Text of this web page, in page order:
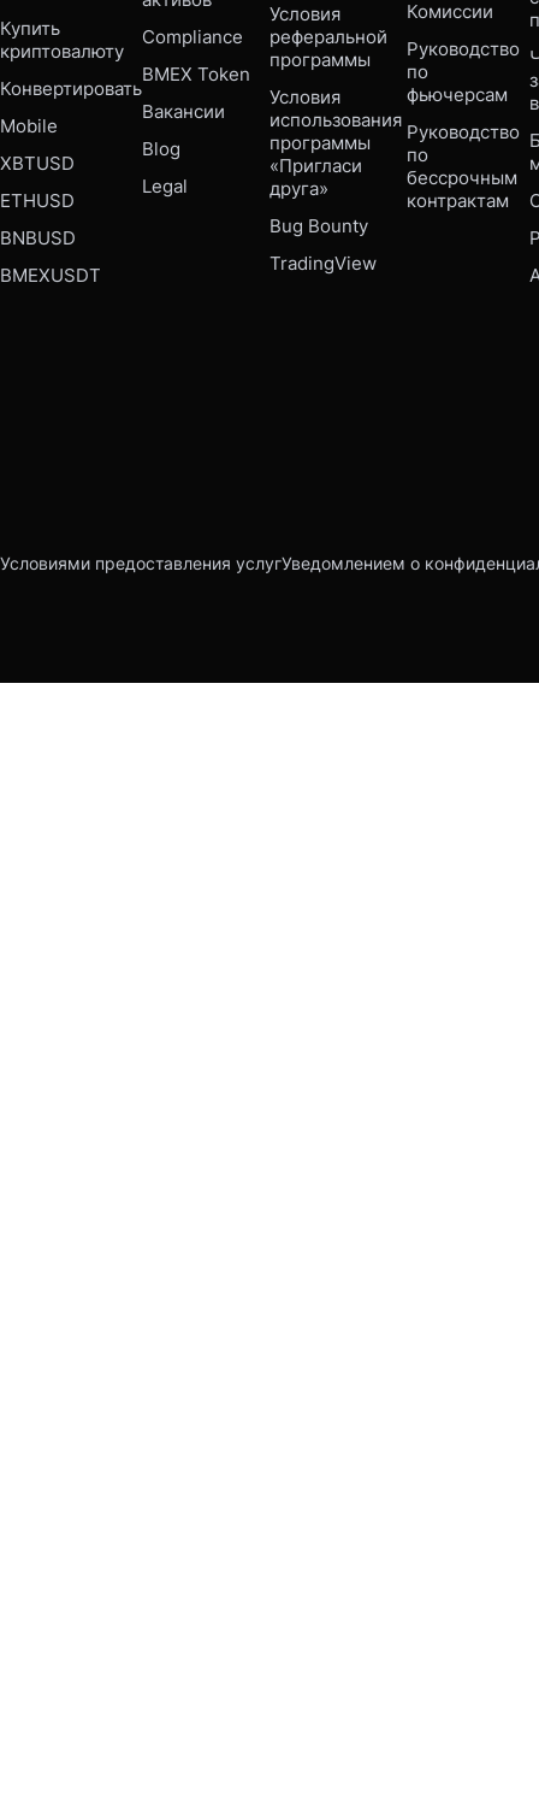
Купить
криптовалюту
Конвертировать
Mobile
XBTUSD
ETHUSD
BNBUSD
BMEXUSDT
Compliance
BMEX Token
Вакансии
Blog
Legal
Условия
реферальной
программы
Условия
использования
программы
«Пригласи
друга»
Bug Bounty
TradingView
Комиссии
Руководство
по
фьючерсам
Руководство
по
бессрочным
контрактам
Условиями предоставления услугУведомлением о